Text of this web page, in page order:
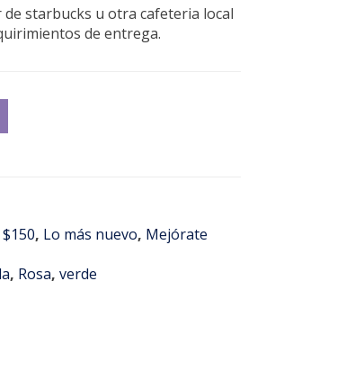
de starbucks u otra cafeteria local
de entrega.
, Lo más nuevo, Mejórate
, Rosa,verde